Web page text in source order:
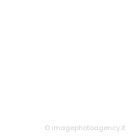
© imagephotoagency.it